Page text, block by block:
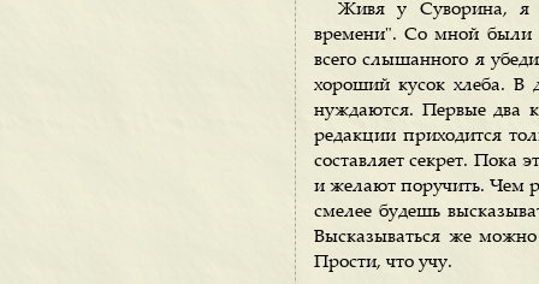
Живя у Суворина, я
времени". Со мной были
всего слышанного я
хороший кусок хлеба. В
нуждаются. Первые два
редакции приходится
составляет секрет. Пока
и желают поручить. Чем
смелее будешь
Высказываться же
Прости, что учу.